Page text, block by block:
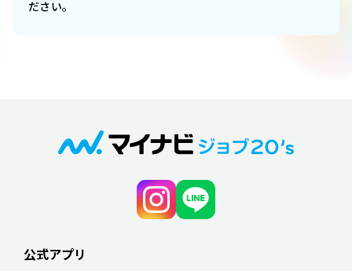
ださい。
公式アプリ